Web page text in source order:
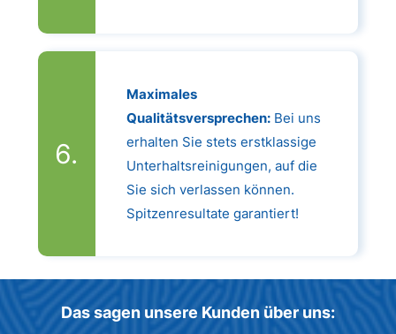
Maximales
Qualitätsversprechen:Bei uns
erhalten Sie stets erstklassige
Unterhaltsreinigungen, auf die
Sie sich verlassen können.
Spitzenresultate garantiert!
Das sagen unsere Kunden über uns: